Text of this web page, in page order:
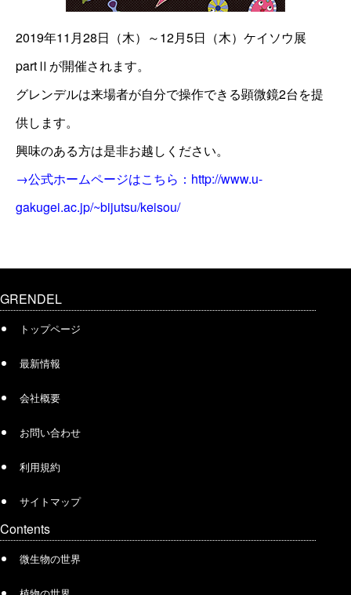
2019年11月28日（木）～12月5日（木）ケイソウ展
partⅡが開催されます。
グレンデルは来場者が自分で操作できる顕微鏡2台を提
供します。
興味のある方は是非お越しください。
→公式ホームページはこちら：http://www.u-
gakugei.ac.jp/~bijutsu/keisou/
GRENDEL
トップページ
最新情報
会社概要
お問い合わせ
利用規約
サイトマップ
Contents
微生物の世界